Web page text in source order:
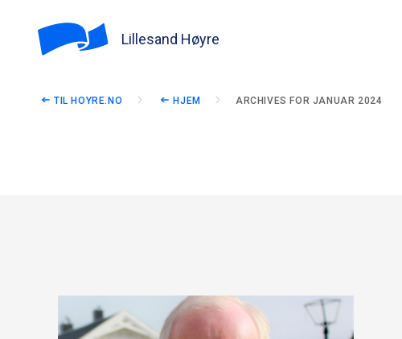
Lillesand Høyre
TIL HOYRE.NO HJEM ARCHIVES FOR JANUAR 2024